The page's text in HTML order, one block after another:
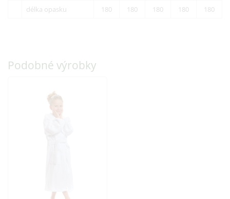
délka opasku
180 180 180 180 180
Podobné výrobky